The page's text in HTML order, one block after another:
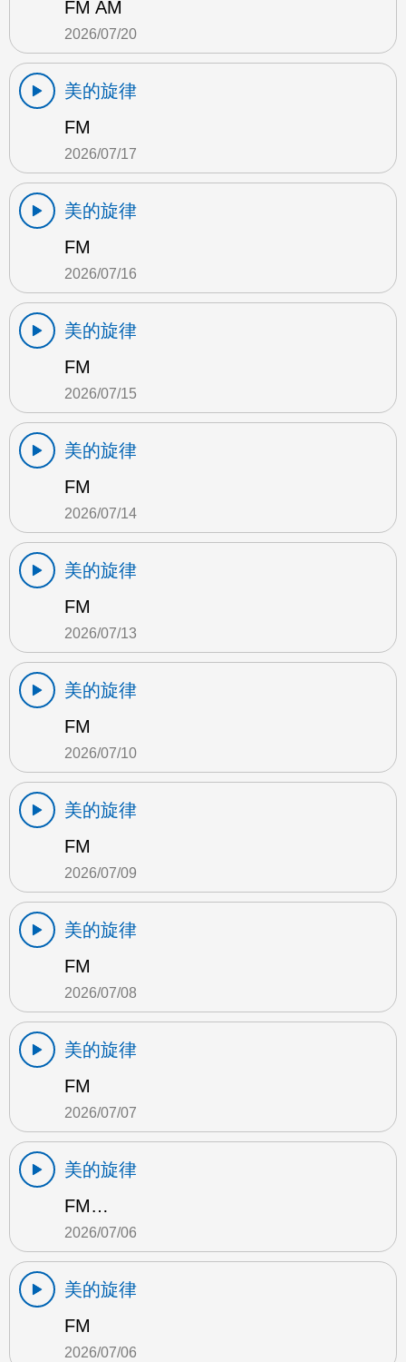
FM AM
2026/07/20
美的旋律
FM
2026/07/17
美的旋律
FM
2026/07/16
美的旋律
FM
2026/07/15
美的旋律
FM
2026/07/14
美的旋律
FM
2026/07/13
美的旋律
FM
2026/07/10
美的旋律
FM
2026/07/09
美的旋律
FM
2026/07/08
美的旋律
FM
2026/07/07
美的旋律
FM…
2026/07/06
美的旋律
FM
2026/07/06